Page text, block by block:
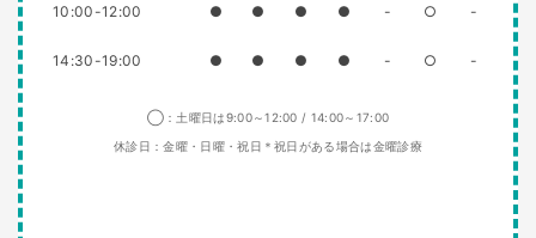
10:00-12:00 ● ● ● ● - ○ -
14:30-19:00 ● ● ● ● - ○ -
◯：土曜日は9:00～12:00 / 14:00～17:00
休診日：金曜・日曜・祝日＊祝日がある場合は金曜診療